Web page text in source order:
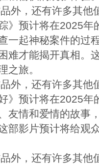
外，还有许多其他
》预计将在2025年
一起神秘案件的过
难才能揭开真相。
之旅。
外，还有许多其他
》预计将在2025年
友情和爱情的故事
部影片预计将给观
外，还有许多其他